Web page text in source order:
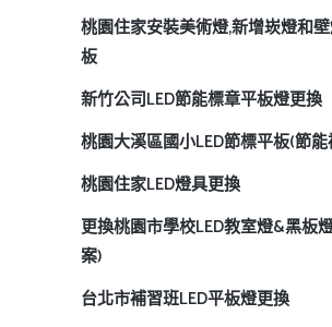
桃園住家安裝美術燈,新增崁燈和
板
新竹公司LED節能標章平板燈更換
桃園大溪區國小LED節標平板(節
桃園住家LED燈具更換
更換桃園市學校LED教室燈&黑板
案)
台北市補習班LED平板燈更換